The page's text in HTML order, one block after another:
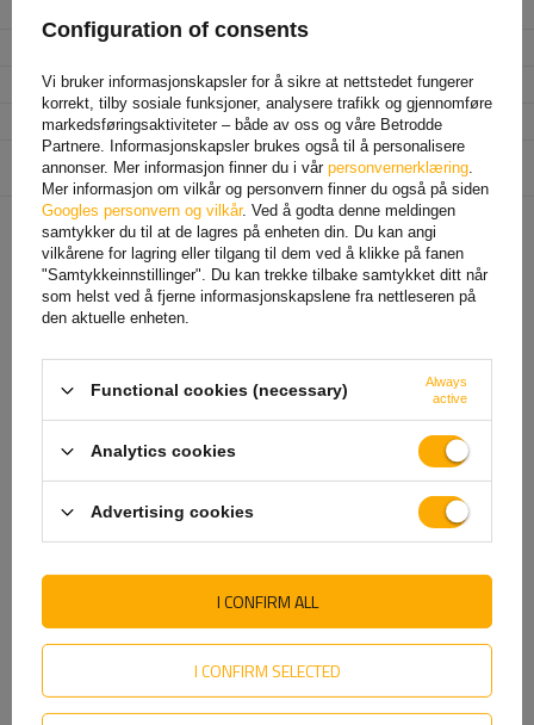
Dybde
38,5 mm
Beskyttelsesklasse
IP 68
Enhet som er ansvarlig for
dette produktet i EU
HORPOL A. Horeczy Sp. k. Mer
ANBEFALT FOR DEG
LED-markeringslykt, venstre,
181,86 NOKnetto
markeringslampe universal
96,01 NOKnetto
Configuration of consents
Vi bruker informasjonskapsler for å sikre at nettstedet fungerer
korrekt, tilby sosiale funksjoner, analysere trafikk og gjennomføre
markedsføringsaktiviteter – både av oss og våre Betrodde
Partnere. Informasjonskapsler brukes også til å personalisere
annonser. Mer informasjon finner du i vår personvernerklæring
Mer informasjon om vilkår og personvern finner du også på siden
Googles personvern og vilkår. Ved å godta denne meldingen
samtykker du til at de lagres på enheten din. Du kan angi
vilkårene for lagring eller tilgang til dem ved å klikke på fanen
"Samtykkeinnstillinger". Du kan trekke tilbake samtykket ditt når
som helst ved å fjerne informasjonskapslene fra nettleseren på
den aktuelle enheten.
Functional cookies (necessary)
Always
active
Analytics cookies
Advertising cookies
I CONFIRM SELECTED
I CONFIRM ALL